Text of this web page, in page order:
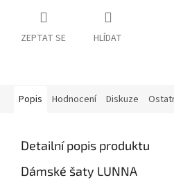
ZEPTAT SE HLÍDAT
Popis Hodnocení Diskuze
Detailní popis produktu
Dámské šaty LUNNA